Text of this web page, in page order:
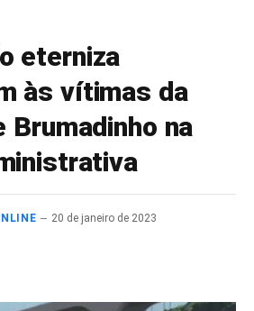
eterniza
às vítimas da
Brumadinho na
20 de janeiro de 2023